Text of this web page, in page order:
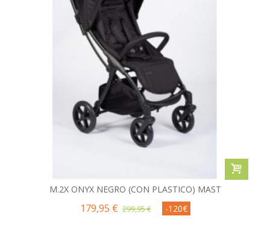
M.2X ONYX NEGRO (CON PLASTICO) MAST
179,95 € 299,95 € -120€